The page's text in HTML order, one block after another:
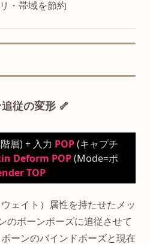
・帯域を節約
従の変形 🦴
層) + 入力 POP (キャプチ
Deform POP (Mode=ポ
TOP
ェイト）属性を持たせたメッ
のボーンポーズに追従させて
ーンのバインドポーズと現在